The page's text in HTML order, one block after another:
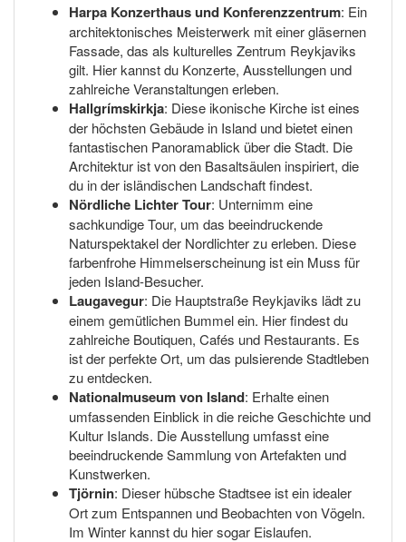
Harpa Konzerthaus und Konferenzzentrum: Ein
architektonisches Meisterwerk mit einer gläsernen
Fassade, das als kulturelles Zentrum Reykjaviks
gilt. Hier kannst du Konzerte, Ausstellungen und
zahlreiche Veranstaltungen erleben.
Hallgrímskirkja: Diese ikonische Kirche ist eines
der höchsten Gebäude in Island und bietet einen
fantastischen Panoramablick über die Stadt. Die
Architektur ist von den Basaltsäulen inspiriert, die
du in der isländischen Landschaft findest.
Nördliche Lichter Tour: Unternimm eine
sachkundige Tour, um das beeindruckende
Naturspektakel der Nordlichter zu erleben. Diese
farbenfrohe Himmelserscheinung ist ein Muss für
jeden Island-Besucher.
Laugavegur: Die Hauptstraße Reykjaviks lädt zu
einem gemütlichen Bummel ein. Hier findest du
zahlreiche Boutiquen, Cafés und Restaurants. Es
ist der perfekte Ort, um das pulsierende Stadtleben
zu entdecken.
Nationalmuseum von Island: Erhalte einen
umfassenden Einblick in die reiche Geschichte und
Kultur Islands. Die Ausstellung umfasst eine
beeindruckende Sammlung von Artefakten und
Kunstwerken.
Tjörnin: Dieser hübsche Stadtsee ist ein idealer
Ort zum Entspannen und Beobachten von Vögeln.
Im Winter kannst du hier sogar Eislaufen.